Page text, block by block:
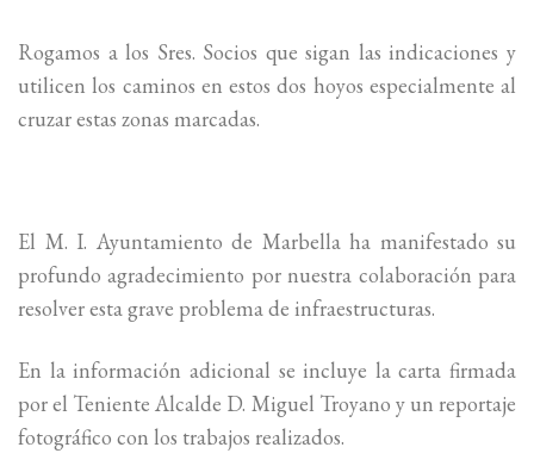
Rogamos a los Sres. Socios que sigan las indicaciones y
utilicen los caminos en estos dos hoyos especialmente al
cruzar estas zonas marcadas.
El M. I. Ayuntamiento de Marbella ha manifestado su
profundo agradecimiento por nuestra colaboración para
resolver esta grave problema de infraestructuras.
En la información adicional se incluye la carta firmada
por el Teniente Alcalde D. Miguel Troyano y un reportaje
fotográfico con los trabajos realizados.